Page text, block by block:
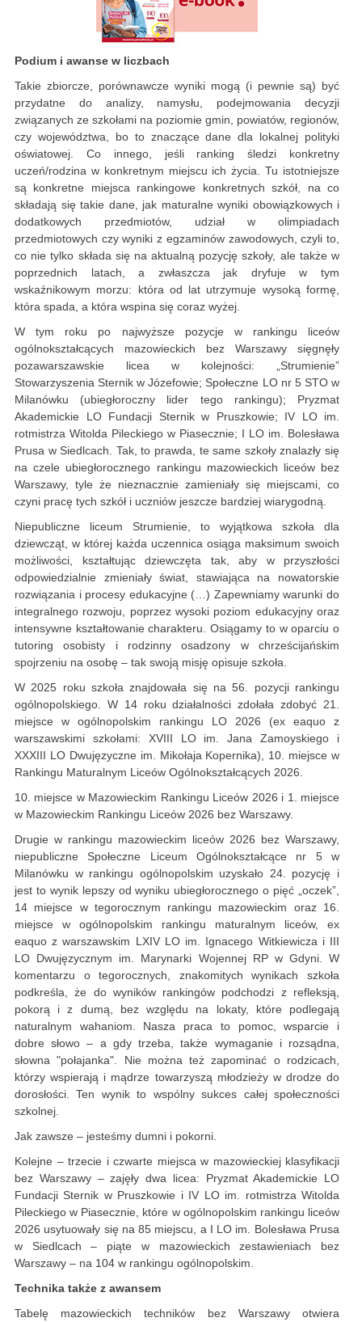
Podium i awanse w liczbach
Takie zbiorcze, porównawcze wyniki mogą (i pewnie są) być
przydatne do analizy, namysłu, podejmowania decyzji
związanych ze szkołami na poziomie gmin, powiatów, regionów,
czy województwa, bo to znaczące dane dla lokalnej polityki
oświatowej. Co innego, jeśli ranking śledzi konkretny
uczeń/rodzina w konkretnym miejscu ich życia. Tu istotniejsze
są konkretne miejsca rankingowe konkretnych szkół, na co
składają się takie dane, jak maturalne wyniki obowiązkowych i
dodatkowych przedmiotów, udział w olimpiadach
przedmiotowych czy wyniki z egzaminów zawodowych, czyli to,
co nie tylko składa się na aktualną pozycję szkoły, ale także w
poprzednich latach, a zwłaszcza jak dryfuje w tym
wskaźnikowym morzu: która od lat utrzymuje wysoką formę,
która spada, a która wspina się coraz wyżej.
W tym roku po najwyższe pozycje w rankingu liceów
ogólnokształcących mazowieckich bez Warszawy sięgnęły
pozawarszawskie licea w kolejności: „Strumienie”
Stowarzyszenia Sternik w Józefowie; Społeczne LO nr 5 STO w
Milanówku (ubiegłoroczny lider tego rankingu); Pryzmat
Akademickie LO Fundacji Sternik w Pruszkowie; IV LO im.
rotmistrza Witolda Pileckiego w Piasecznie; I LO im. Bolesława
Prusa w Siedlcach. Tak, to prawda, te same szkoły znalazły się
na czele ubiegłorocznego rankingu mazowieckich liceów bez
Warszawy, tyle że nieznacznie zamieniały się miejscami, co
czyni pracę tych szkół i uczniów jeszcze bardziej wiarygodną.
Niepubliczne liceum Strumienie, to wyjątkowa szkoła dla
dziewcząt, w której każda uczennica osiąga maksimum swoich
możliwości, kształtując dziewczęta tak, aby w przyszłości
odpowiedzialnie zmieniały świat, stawiająca na nowatorskie
rozwiązania i procesy edukacyjne (…) Zapewniamy warunki do
integralnego rozwoju, poprzez wysoki poziom edukacyjny oraz
intensywne kształtowanie charakteru. Osiągamy to w oparciu o
tutoring osobisty i rodzinny osadzony w chrześcijańskim
spojrzeniu na osobę – tak swoją misję opisuje szkoła.
W 2025 roku szkoła znajdowała się na 56. pozycji rankingu
ogólnopolskiego. W 14 roku działalności zdołała zdobyć 21.
miejsce w ogólnopolskim rankingu LO 2026 (ex eaquo z
warszawskimi szkołami: XVIII LO im. Jana Zamoyskiego i
XXXIII LO Dwujęzyczne im. Mikołaja Kopernika), 10. miejsce w
Rankingu Maturalnym Liceów Ogólnokształcących 2026.
10. miejsce w Mazowieckim Rankingu Liceów 2026 i 1. miejsce
w Mazowieckim Rankingu Liceów 2026 bez Warszawy.
Drugie w rankingu mazowieckim liceów 2026 bez Warszawy,
niepubliczne Społeczne Liceum Ogólnokształcące nr 5 w
Milanówku w rankingu ogólnopolskim uzyskało 24. pozycję i
jest to wynik lepszy od wyniku ubiegłorocznego o pięć „oczek”,
14 miejsce w tegorocznym rankingu mazowieckim oraz 16.
miejsce w ogólnopolskim rankingu maturalnym liceów, ex
eaquo z warszawskim LXIV LO im. Ignacego Witkiewicza i III
LO Dwujęzycznym im. Marynarki Wojennej RP w Gdyni. W
komentarzu o tegorocznych, znakomitych wynikach szkoła
podkreśla, że do wyników rankingów podchodzi z refleksją,
pokorą i z dumą, bez względu na lokaty, które podlegają
naturalnym wahaniom. Nasza praca to pomoc, wsparcie i
dobre słowo – a gdy trzeba, także wymaganie i rozsądna,
słowna "połajanka". Nie można też zapominać o rodzicach,
którzy wspierają i mądrze towarzyszą młodzieży w drodze do
dorosłości. Ten wynik to wspólny sukces całej społeczności
szkolnej.
Jak zawsze – jesteśmy dumni i pokorni.
Kolejne – trzecie i czwarte miejsca w mazowieckiej klasyfikacji
bez Warszawy – zajęły dwa licea: Pryzmat Akademickie LO
Fundacji Sternik w Pruszkowie i IV LO im. rotmistrza Witolda
Pileckiego w Piasecznie, które w ogólnopolskim rankingu liceów
2026 usytuowały się na 85 miejscu, a I LO im. Bolesława Prusa
w Siedlcach – piąte w mazowieckich zestawieniach bez
Warszawy – na 104 w rankingu ogólnopolskim.
Technika także z awansem
Tabelę mazowieckich techników bez Warszawy otwiera